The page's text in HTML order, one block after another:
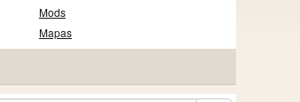
Mods
Mapas